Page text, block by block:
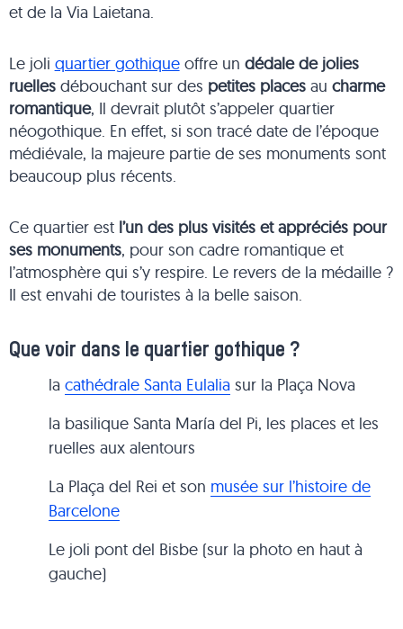
et de la Via Laietana.
Le joli quartier gothiqueoffre un dédale de jolies
ruellesdébouchant sur des petites placesau charme
romantique, Il devrait plutôt s’appeler quartier
néogothique. En effet, si son tracé date de l’époque
médiévale, la majeure partie de ses monuments sont
beaucoup plus récents.
Ce quartier est l’un des plus visités et appréciés pour
ses monuments, pour son cadre romantique et
l’atmosphère qui s’y respire. Le revers de la médaille ?
Il est envahi de touristes à la belle saison.
Que voir dans le quartier gothique ?
lacathédrale Santa Eulalia sur la Plaça Nova
la basilique Santa María del Pi, les places et les
ruelles aux alentours
La Plaça del Rei et son musée sur l’histoire de
Barcelone
Le joli pont del Bisbe (sur la photo en haut à
gauche)